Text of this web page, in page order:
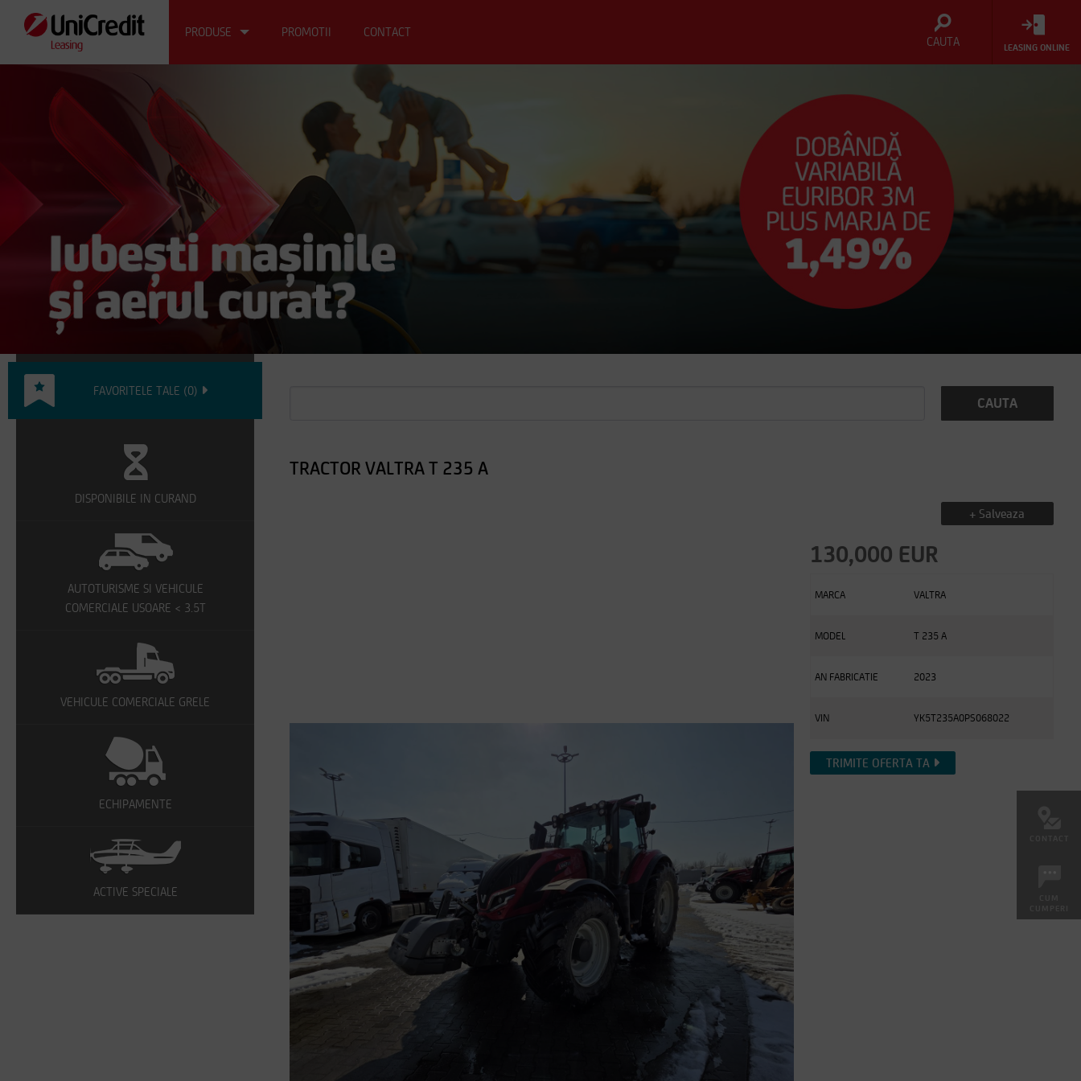
PRODUSE PROMOTII CONTACT
CAUTA LEASING ONLINE
FAVORITELE TALE (0)
DISPONIBILE IN CURAND
AUTOTURISME SI VEHICULE
COMERCIALE USOARE < 3.5T
VEHICULE COMERCIALE GRELE
ECHIPAMENTE
ACTIVE SPECIALE
CAUTA
TRACTOR VALTRA T 235 A
+ Salveaza
130,000 EUR
MARCA VALTRA
MODEL T 235 A
AN FABRICATIE 2023
VIN YK5T235A0PS068022
TRIMITE OFERTA TA